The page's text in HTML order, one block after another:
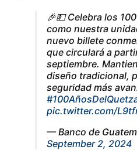
🎉💵 Celebra los
como nuestra
nuevo billete
que circulará a
septiembre.
diseño tradicional,
seguridad más
pic.twitter.com/
— Banco de
September 2, 2024